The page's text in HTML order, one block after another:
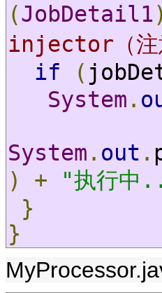
(JobDetail1)
injector（注
if
(
System .
System . out .
)
+ "执行
}
}